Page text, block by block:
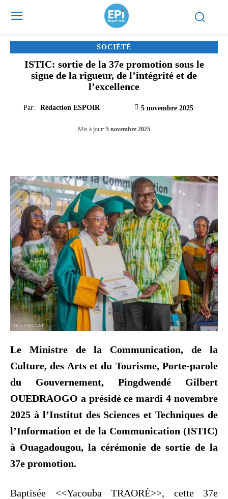
SOCIÉTÉ
ISTIC: sortie de la 37e promotion sous le
signe de la rigueur, de l’intégrité et de
l’excellence
Par: Rédaction ESPOIR 5 novembre 2025
Mis à jour: 5 novembre 2025
Le Ministre de la Communication, de la
Culture, des Arts et du Tourisme, Porte-parole
du Gouvernement, Pingdwendé Gilbert
OUEDRAOGO a présidé ce mardi 4 novembre
2025 à l’Institut des Sciences et Techniques de
l’Information et de la Communication (ISTIC)
à Ouagadougou, la cérémonie de sortie de la
37e promotion.
Baptisée <<Yacouba TRAORÉ>>, cette 37e